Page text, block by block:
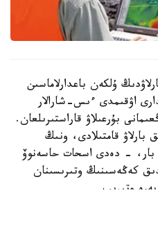
ۇلكەن باعدارلاماسىن
2026-2030 -جىلدارى اۋقىمدى ءىس-شارالار
وسى رەتتە 26 ۇڭعىمانى بۇرعىلاۋ قاراستىرىلعان.
بارلاۋ قامتىلادى، ونىڭ
بار، - دەدى اسحات حاسەنوۆ
كەڭەسىنىڭ وتىرىسىنان
وتىرىپ.